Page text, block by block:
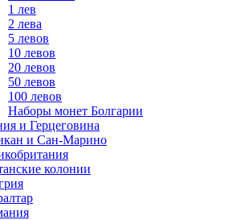
1 лев
2 лева
5 левов
10 левов
20 левов
50 левов
100 левов
Наборы монет Болгарии
и Герцеговина
и Сан-Марино
колонии